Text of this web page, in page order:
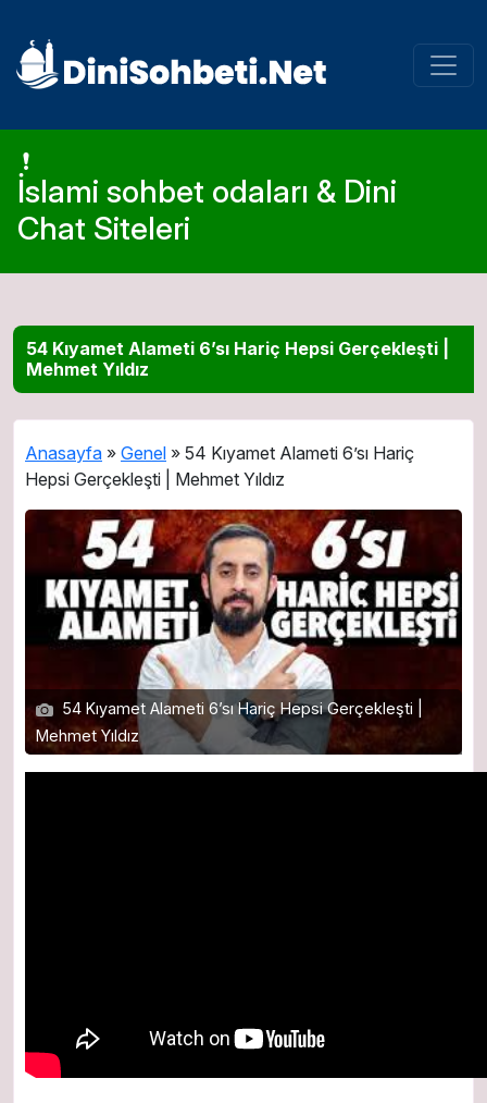
İslami sohbet odaları & Dini
Chat Siteleri
54 Kıyamet Alameti 6’sı Hariç Hepsi Gerçekleşti |
Mehmet Yıldız
Anasayfa » Genel » 54 Kıyamet Alameti 6’sı Hariç
Hepsi Gerçekleşti | Mehmet Yıldız
54 Kıyamet Alameti 6’sı Hariç Hepsi Gerçekleşti |
Mehmet Yıldız